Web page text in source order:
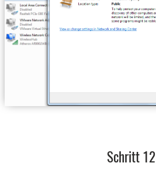
Schritt 12